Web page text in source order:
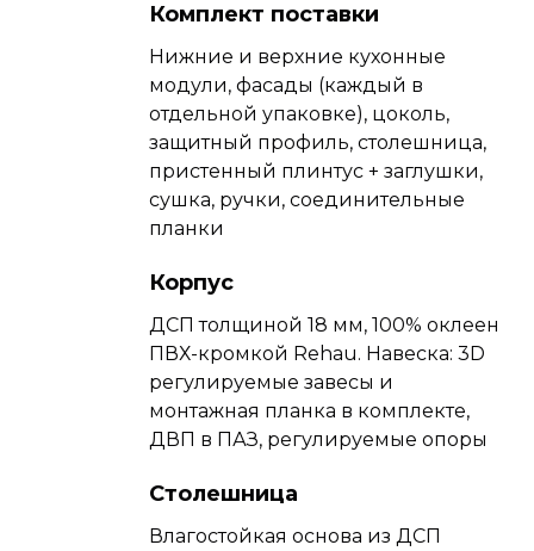
Комплект поставки
Нижние и верхние кухонные
модули, фасады (каждый в
отдельной упаковке), цоколь,
защитный профиль, столешница,
пристенный плинтус + заглушки,
сушка, ручки, соединительные
планки
Корпус
ДСП толщиной 18 мм, 100% оклеен
ПВХ-кромкой Rehau. Навеска: 3D
регулируемые завесы и
монтажная планка в комплекте,
ДВП в ПАЗ, регулируемые опоры
Столешница
Влагостойкая основа из ДСП